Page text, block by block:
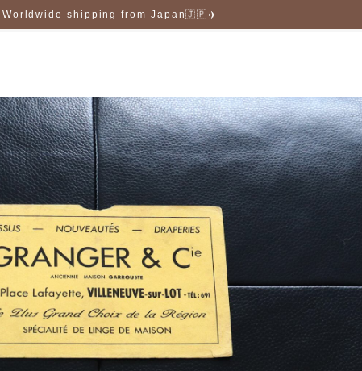
Worldwide shipping from Japan🇯🇵✈️